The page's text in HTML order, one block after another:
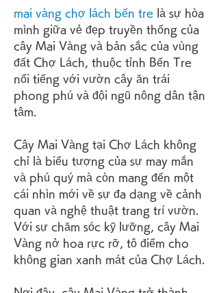
mai vàng chợ lách bến tre là sự hòa
mình giữa vẻ đẹp truyền thống của
cây Mai Vàng và bản sắc của vùng
đất Chợ Lách, thuộc tỉnh Bến Tre
nổi tiếng với vườn cây ăn trái
phong phú và đội ngũ nông dân tận
tâm.
Cây Mai Vàng tại Chợ Lách không
chỉ là biểu tượng của sự may mắn
và phú quý mà còn mang đến một
cái nhìn mới về sự đa dạng về cảnh
quan và nghệ thuật trang trí vườn.
Với sự chăm sóc kỹ lưỡng, cây Mai
Vàng nở hoa rực rỡ, tô điểm cho
không gian xanh mát của Chợ Lách.